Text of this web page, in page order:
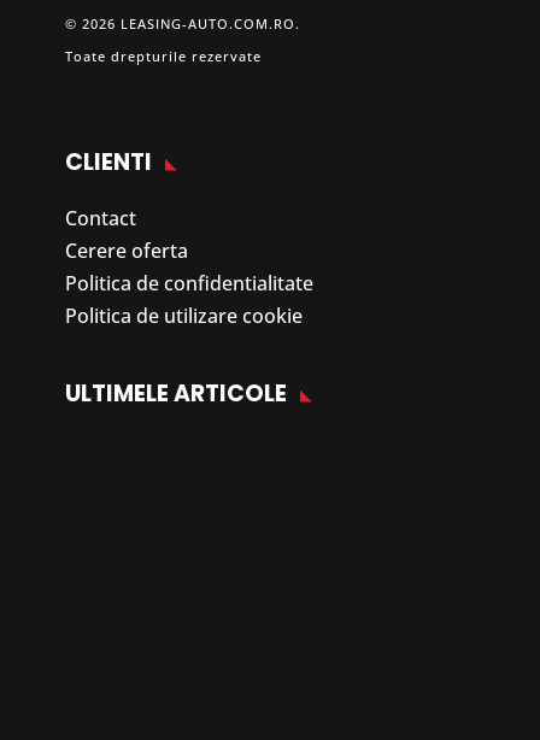
© 2026 LEASING-AUTO.COM.RO.
Toate drepturile rezervate
CLIENTI
Contact
Cerere oferta
Politica de confidentialitate
Politica de utilizare cookie
ULTIMELE ARTICOLE